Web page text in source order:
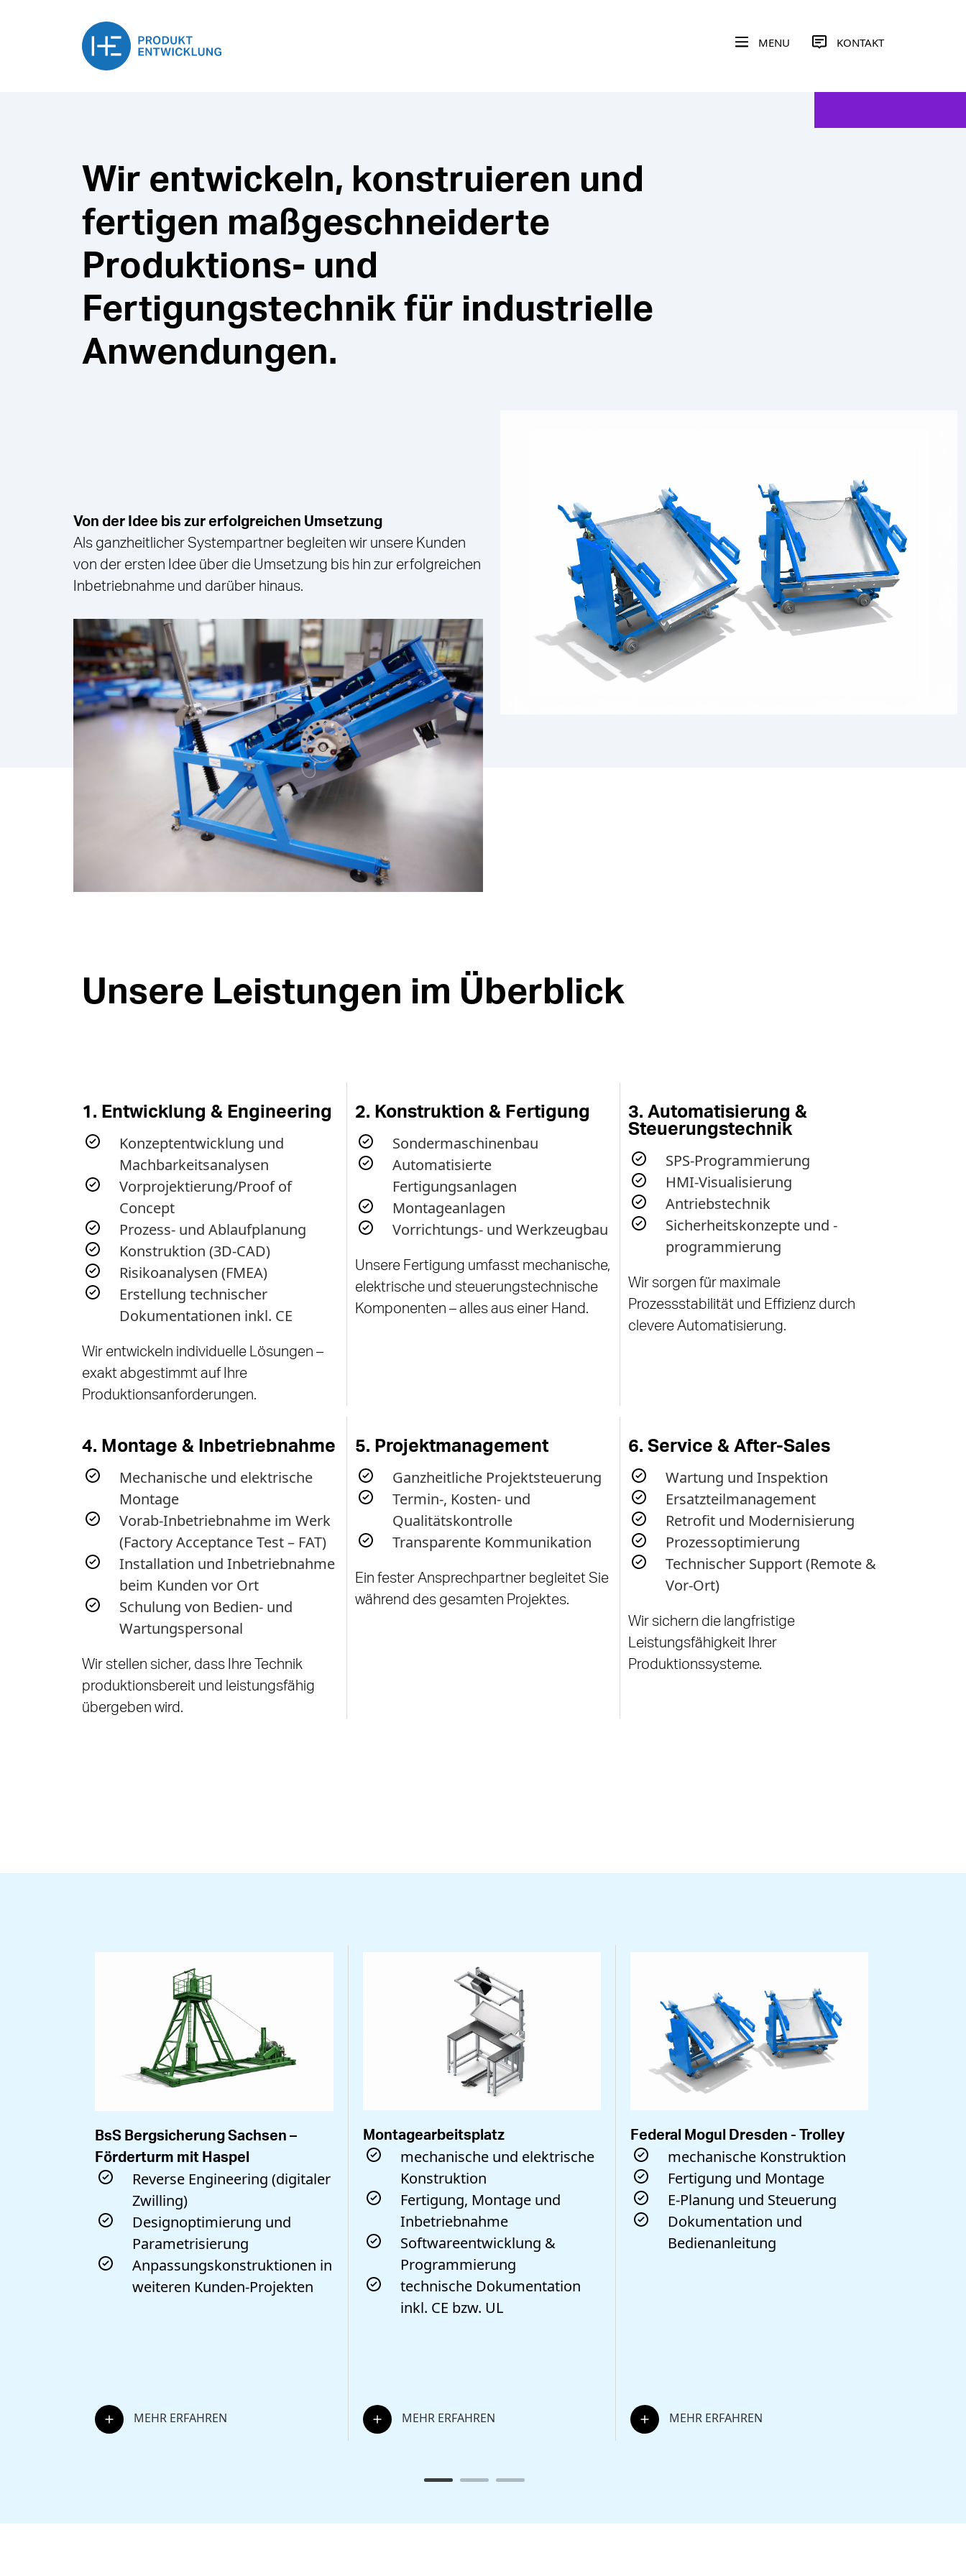
MENU KONTAKT
Wir entwickeln, konstruieren und
fertigen maßgeschneiderte
Produktions- und
Fertigungstechnik für industrielle
Anwendungen.
Von der Idee bis zur erfolgreichen Umsetzung
Als ganzheitlicher Systempartner begleiten wir unsere Kunden
von der ersten Idee über die Umsetzung bis hin zur erfolgreichen
Inbetriebnahme und darüber hinaus.
Unsere Leistungen im Überblick
1. Entwicklung & Engineering
Konzeptentwicklung und
Machbarkeitsanalysen
Vorprojektierung/Proof of
Concept
Prozess- und Ablaufplanung
Konstruktion (3D-CAD)
Risikoanalysen (FMEA)
Erstellung technischer
Dokumentationen inkl. CE
Wir entwickeln individuelle Lösungen –
exakt abgestimmt auf Ihre
Produktionsanforderungen.
2. Konstruktion & Fertigung
Sondermaschinenbau
Automatisierte
Fertigungsanlagen
Montageanlagen
Vorrichtungs- und Werkzeugbau
Unsere Fertigung umfasst mechanische,
elektrische und steuerungstechnische
Komponenten – alles aus einer Hand.
3. Automatisierung &
Steuerungstechnik
SPS-Programmierung
HMI-Visualisierung
Antriebstechnik
Sicherheitskonzepte und -
programmierung
Wir sorgen für maximale
Prozessstabilität und Effizienz durch
clevere Automatisierung.
4. Montage & Inbetriebnahme
Mechanische und elektrische
Montage
Vorab-Inbetriebnahme im Werk
(Factory Acceptance Test – FAT)
Installation und Inbetriebnahme
beim Kunden vor Ort
Schulung von Bedien- und
Wartungspersonal
Wir stellen sicher, dass Ihre Technik
produktionsbereit und leistungsfähig
übergeben wird.
5. Projektmanagement
Ganzheitliche Projektsteuerung
Termin-, Kosten- und
Qualitätskontrolle
Transparente Kommunikation
Ein fester Ansprechpartner begleitet Sie
während des gesamten Projektes.
6. Service & After-Sales
Wartung und Inspektion
Ersatzteilmanagement
Retrofit und Modernisierung
Prozessoptimierung
Technischer Support (Remote &
Vor-Ort)
Wir sichern die langfristige
Leistungsfähigkeit Ihrer
Produktionssysteme.
BsS Bergsicherung Sachsen –
Förderturm mit Haspel
Reverse Engineering (digitaler
Zwilling)
Designoptimierung und
Parametrisierung
Anpassungskonstruktionen in
weiteren Kunden-Projekten
MEHR ERFAHREN
Montagearbeitsplatz
mechanische und elektrische
Konstruktion
Fertigung, Montage und
Inbetriebnahme
Softwareentwicklung &
Programmierung
technische Dokumentation
inkl. CE bzw. UL
MEHR ERFAHREN
Federal Mogul Dresden - Trolley
mechanische Konstruktion
Fertigung und Montage
E-Planung und Steuerung
Dokumentation und
Bedienanleitung
MEHR ERFAHREN